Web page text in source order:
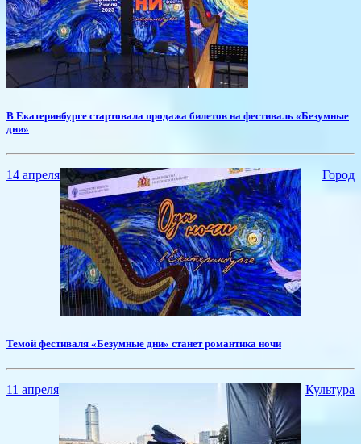
​В Екатеринбурге стартовала продажа билетов на фестиваль «Безумные
дни»
14 апреля Город
Темой фестиваля «Безумные дни» станет романтика ночи
11 апреля Культура